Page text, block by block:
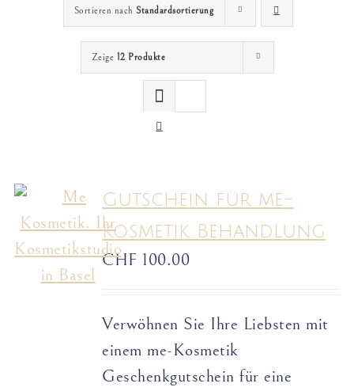
Sortieren nach Standardsortierung
Zeige 12 Produkte
Gutschein für me-
Kosmetik Behandlung
CHF 100.00
Verwöhnen Sie Ihre Liebsten mit
einem me-Kosmetik
Geschenkgutschein für eine